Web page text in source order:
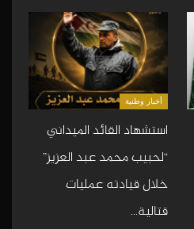
أخبار وطنية
استشهاد القائد الميداني
“لحبيب محمد عبد العزيز”
خلال قيادته عمليات
قتالية…